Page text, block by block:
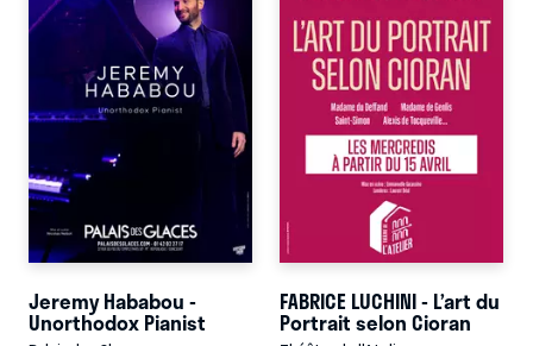
Jeremy Hababou -
Unorthodox Pianist
FABRICE LUCHINI - L’art du
Portrait selon Cioran